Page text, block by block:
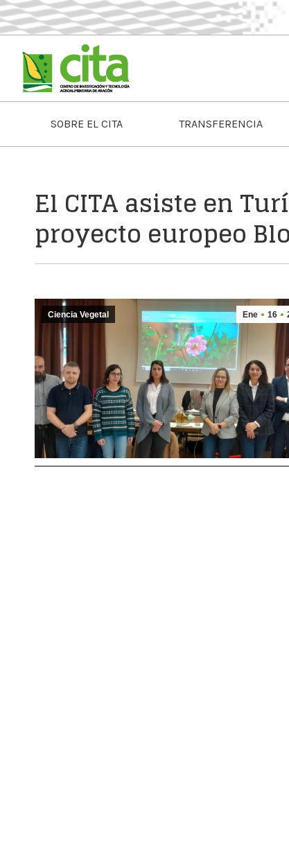
SOBRE EL CITA TRANSFERENCIA
El CITA asiste en
proyecto europeo
Ene 16
Ciencia Vegetal